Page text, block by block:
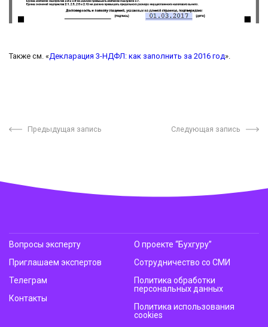
Также см. «Декларация 3-НДФЛ: как заполнить за 2016 год».
Предыдущая запись Следующая запись
Вопросы эксперту
Приглашаем экспертов
Телеграм
Контакты
О проекте “Бухгуру”
Сотрудничество со СМИ
Политика обработки
персональных данных
Политика использования
cookies